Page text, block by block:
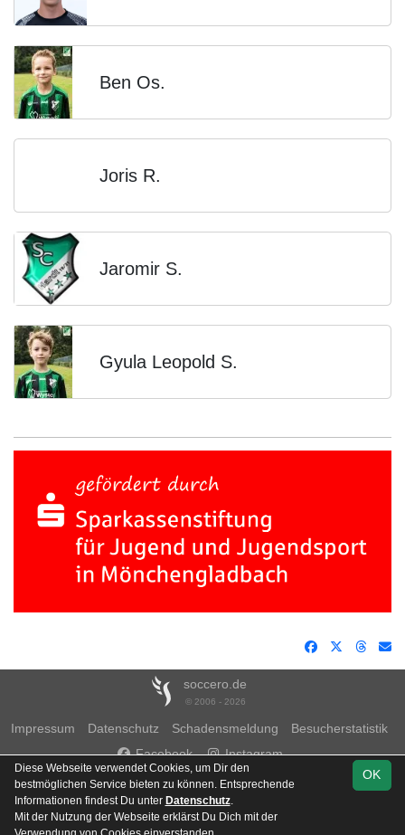
Team
Ben Os.
Joris R.
Jaromir S.
Gyula Leopold S.
soccero.de
© 2006 - 2026
Impressum Datenschutz Schadensmeldung
Besucherstatistik
Facebook
Instagram
OK
Diese Webseite verwendet Cookies, um Dir den
bestmöglichen Service bieten zu können. Entsprechende
Informationen findest Du unter Datenschutz.
Mit der Nutzung der Webseite erklärst Du Dich mit der